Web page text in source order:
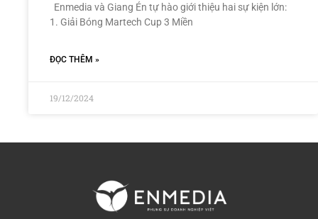
Enmedia và Giang Én tự hào giới thiệu hai sự kiện lớn:
1. Giải Bóng Martech Cup 3 Miền
ĐỌC THÊM »
19/12/2024